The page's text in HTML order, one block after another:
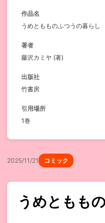
作品名
うめともものふつうの暮らし
著者
藤沢カミヤ (著)
出版社
竹書房
引用場所
1巻
2025/11/21 コミック
うめともも